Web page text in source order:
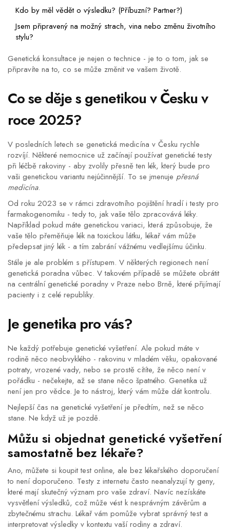
Kdo by měl vědět o výsledku? (Příbuzní? Partner?)
Jsem připravený na možný strach, vina nebo změnu životního
stylu?
Genetická konsultace je nejen o technice - je to o tom, jak se
připravíte na to, co se může změnit ve vašem životě.
Co se děje s genetikou v Česku v
roce 2025?
V posledních letech se genetická medicína v Česku rychle
rozvíjí. Některé nemocnice už začínají používat genetické testy
při léčbě rakoviny - aby zvolily přesně ten lék, který bude pro
vaši genetickou variantu nejúčinnější. To se jmenuje přesná
medicína.
Od roku 2023 se v rámci zdravotního pojištění hradí i testy pro
farmakogenomiku - tedy to, jak vaše tělo zpracovává léky.
Například pokud máte genetickou variaci, která způsobuje, že
vaše tělo přeměňuje lék na toxickou látku, lékař vám může
předepsat jiný lék - a tím zabrání vážnému vedlejšímu účinku.
Stále je ale problém s přístupem. V některých regionech není
genetická poradna vůbec. V takovém případě se můžete obrátit
na centrální genetické poradny v Praze nebo Brně, které přijímají
pacienty i z celé republiky.
Je genetika pro vás?
Ne každý potřebuje genetické vyšetření. Ale pokud máte v
rodině něco neobvyklého - rakovinu v mladém věku, opakované
potraty, vrozené vady, nebo se prostě cítíte, že něco není v
pořádku - nečekejte, až se stane něco špatného. Genetika už
není jen pro vědce. Je to nástroj, který vám může dát kontrolu.
Nejlepší čas na genetické vyšetření je předtím, než se něco
stane. Ne když už je pozdě.
Můžu si objednat genetické vyšetření
samostatně bez lékaře?
Ano, můžete si koupit test online, ale bez lékařského doporučení
to není doporučeno. Testy z internetu často neanalyzují ty geny,
které mají skutečný význam pro vaše zdraví. Navíc nezískáte
vysvětlení výsledků, což může vést k nesprávným závěrům a
zbytečnému strachu. Lékař vám pomůže vybrat správný test a
interpretovat výsledky v kontextu vaší rodiny a zdraví.